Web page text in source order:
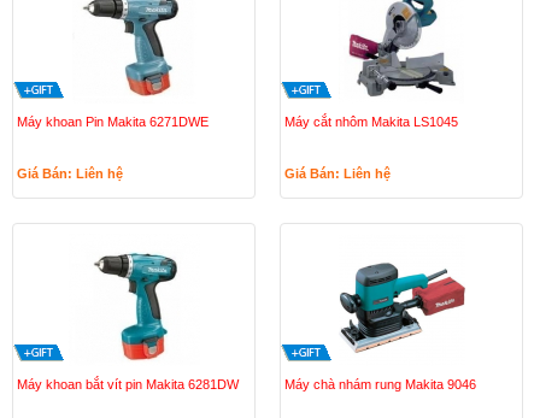
Máy khoan Pin Makita 6271DWE
Giá Bán: Liên hệ
Máy cắt nhôm Makita LS1045
Giá Bán: Liên hệ
Máy khoan bắt vít pin Makita 6281DW Máy chà nhám rung Makita 9046